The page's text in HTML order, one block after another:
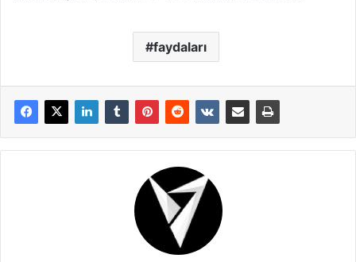
faydaları